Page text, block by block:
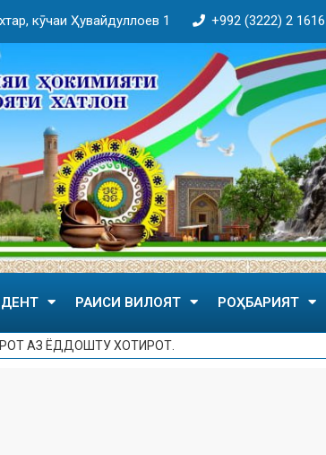
кӯчаи Ҳувайдуллоев 1 +992 (3222) 2 1616
РАИСИ ВИЛОЯТ РОҲБАРИЯТ
АЗ ЁДДОШТУ ХОТИРОТ.